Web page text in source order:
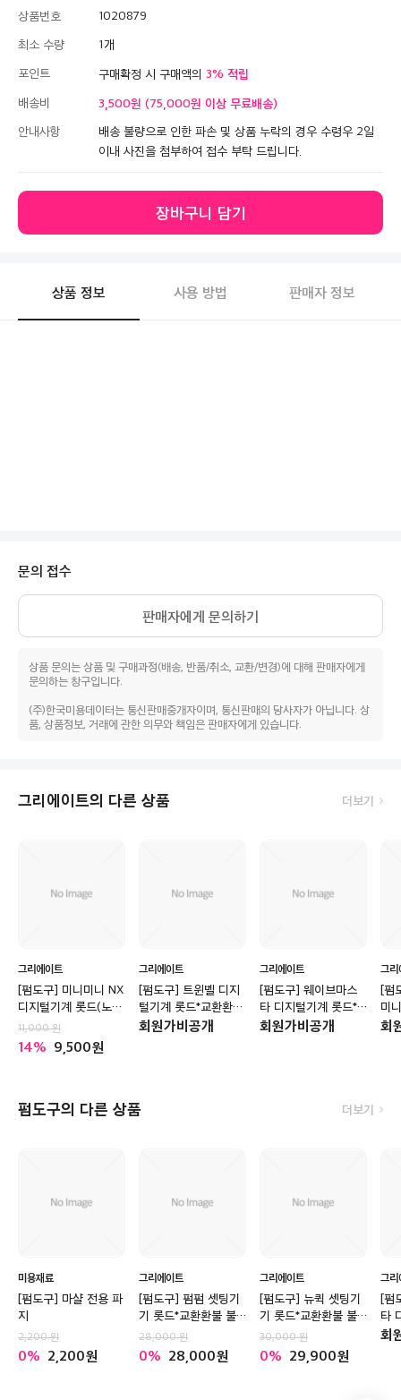
상품번호
1020879
최소 수량
1
포인트
구매확정 시 구매액의 3
배송비 3,500원 (75,000원 이상 무료배송)
안내사항
배송 불량으로 인한 파손 및 상품 누락의 경우 수령우 2일
이내 사진을 첨부하여 접수 부탁 드립니다.
장바구니 담기
상품 정보 사용 방법 판매자 정보
문의 접수
판매자에게 문의하기
상품 문의는 상품 및 구매과정(배송, 반품/취소, 교환/변경)에 대해 판매자에게
문의하는 창구입니다.
(주)한국미용데이터는 통신판매중개자이며, 통신판매의 당사자가 아닙니다. 상
품, 상품정보, 거래에 관한 의무와 책임은 판매자에게 있습니다.
그리에이트의 다른 상품 더보기
그리에이트
[펌도구] 미니미니 NX
디지털기계 롯드(노
랑) *교환환불불가*
11,000
14 9,500
그리에이트
[펌도구] 트윈벨 디지
털기계 롯드*교환환불
불가*
회원가비공개
그리에이트
[펌도구] 웨이브마스
타 디지털기계 롯드*
교환환불 불가*
회원가비공개
그리
[펌
미
롯드
회
펌도구의 다른 상품 더보기
미용재료
[펌도구] 마샬 전용 파
지
2,200
0 2,200
그리에이트
[펌도구] 펌펌 셋팅기
기 롯드*교환환불 불
가*
28,000
0 28,000
그리에이트
[펌도구] 뉴퀵 셋팅기
기 롯드*교환환불 불
가*
30,000
0 29,900
그리
[펌
타
교
회